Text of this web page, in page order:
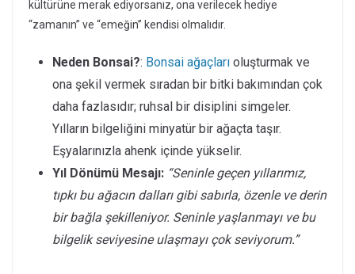
kültürüne merak ediyorsanız, ona verilecek hediye
“zamanın” ve “emeğin” kendisi olmalıdır.
Neden Bonsai?: Bonsai ağaçları oluşturmak ve
ona şekil vermek sıradan bir bitki bakımından çok
daha fazlasıdır; ruhsal bir disiplini simgeler.
Yılların bilgeliğini minyatür bir ağaçta taşır.
Eşyalarınızla ahenk içinde yükselir.
Yıl Dönümü Mesajı: “Seninle geçen yıllarımız,
tıpkı bu ağacın dalları gibi sabırla, özenle ve derin
bir bağla şekilleniyor. Seninle yaşlanmayı ve bu
bilgelik seviyesine ulaşmayı çok seviyorum.”